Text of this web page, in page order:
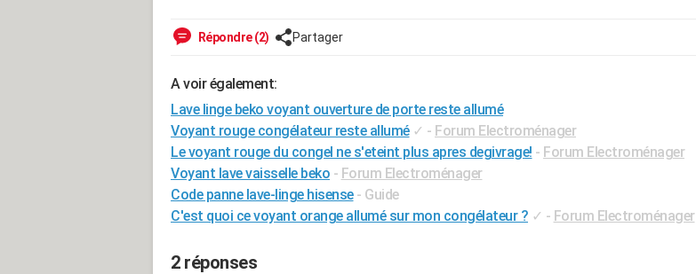
Répondre (2) Partager
A voir également:
Lave linge beko voyant ouverture de porte reste allumé
Voyant rouge congélateur reste allumé ✓ - Forum Electroménager
Le voyant rouge du congel ne s'eteint plus apres degivrage! - Forum Electroménager
Voyant lave vaisselle beko - Forum Electroménager
Code panne lave-linge hisense - Guide
C'est quoi ce voyant orange allumé sur mon congélateur ? ✓ - Forum Electroménager
2 réponses